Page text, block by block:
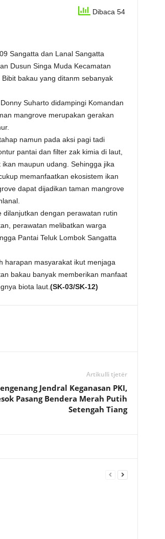
Dibaca 54
Sangatta dan Lanal Sangatta
Dusun Singa Muda Kecamatan
bakau yang ditanm sebanyak
Suharto didampingi Komandan
mangrove merupakan gerakan
namun pada aksi pagi tadi
pantai dan filter zak kimia di laut,
maupun udang. Sehingga jika
memanfaatkan ekosistem ikan
dapat dijadikan taman mangrove
dengan perawatan rutin
perawatan melibatkan warga
Pantai Teluk Lombok Sangatta
harapan masyarakat ikut menjaga
bakau banyak memberikan manfaat
biota laut. (SK-03/SK-12)
Artikulli tjetër
Jendral Keganasan PKI,
Pasang Bendera Merah Putih
Setengah Tiang